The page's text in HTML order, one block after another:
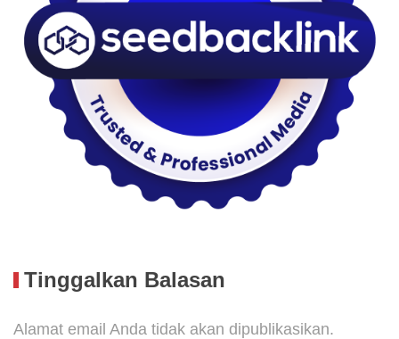
Tinggalkan Balasan
Alamat email Anda tidak akan dipublikasikan.